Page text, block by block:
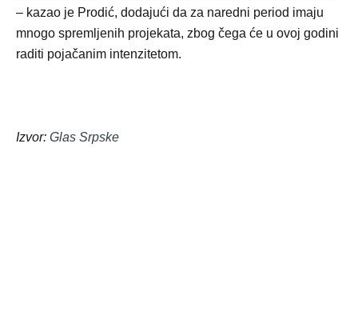
– kazao je Prodić, dodajući da za naredni period imaju
mnogo spremljenih projekata, zbog čega će u ovoj godini
raditi pojačanim intenzitetom.
Izvor: Glas Srpske